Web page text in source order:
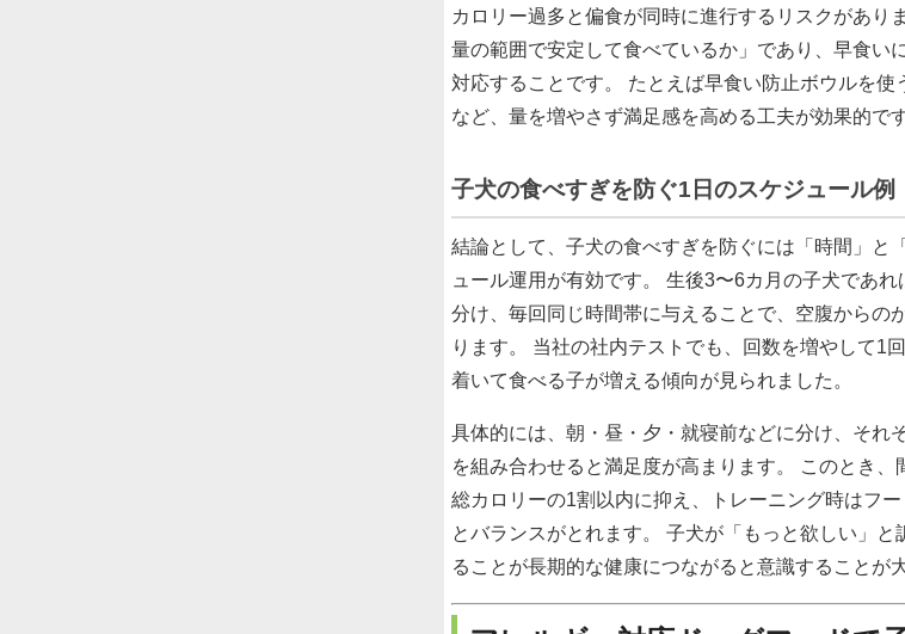
カロリー過多と偏食が同時に進行するリスクがあり
量の範囲で安定して食べているか」であり、早食い
対応することです。 たとえば早食い防止ボウルを使
など、量を増やさず満足感を高める工夫が効果的です
子犬の食べすぎを防ぐ1日のスケジュール例
結論として、子犬の食べすぎを防ぐには「時間」と
ュール運用が有効です。 生後3〜6カ月の子犬であ
分け、毎回同じ時間帯に与えることで、空腹からの
ります。 当社の社内テストでも、回数を増やして1
着いて食べる子が増える傾向が見られました。
具体的には、朝・昼・夕・就寝前などに分け、それ
を組み合わせると満足度が高まります。 このとき
総カロリーの1割以内に抑え、トレーニング時はフ
とバランスがとれます。 子犬が「もっと欲しい」と
ることが長期的な健康につながると意識することが